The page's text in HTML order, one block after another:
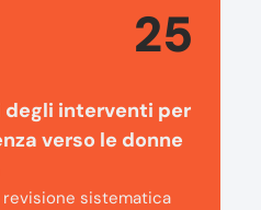
25
degli interventi per
verso le donne
sistematica